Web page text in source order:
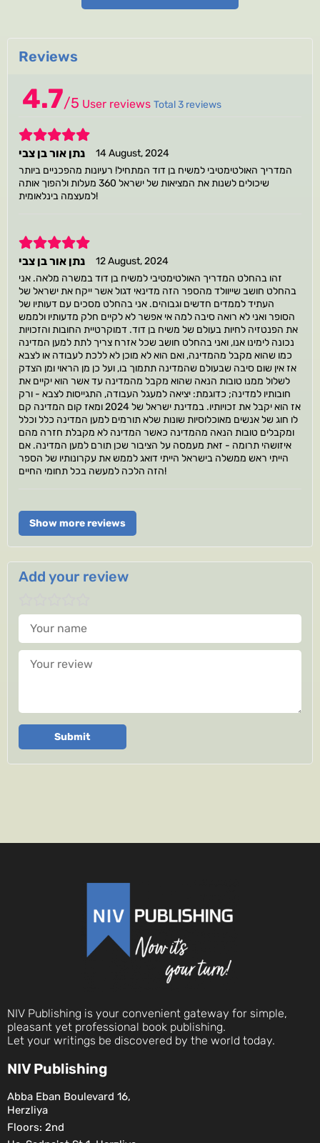
Reviews
4.7/5 User reviews Total 3 reviews
5
נתן אור בן צבי
14 August, 2024
המדריך האולטימטיבי למשיח בן דוד המתחיל! רעיונות מהפכניים ביותר
שיכולים לשנות את המציאות של ישראל 360 מעלות ולהפוך אותה
למעצמה בינלאומית!
5
נתן אור בן צבי
12 August, 2024
זהו בהחלט המדריך האולטימטיבי למשיח בן דוד במשרה מלאה. אני
בהחלט חושב שייוולד מהספר הזה מדינאי דגול אשר ייקח את ישראל של
העתיד לממדים חדשים וגבוהים. אני בהחלט מסכים עם דעותיו של
הסופר ואני לא רואה סיבה למה אי אפשר לא לקיים חלק מדעותיו ולממש
את הפנטזיה לחיות בעולם של משיח בן דוד. דמוקרטיית החובות והזכויות
נכונה לימינו אנו, ואני בהחלט חושב שכל אזרח צריך לתת למען המדינה
כמו שהוא מקבל מהמדינה, ואם הוא לא מוכן לא ללכת לעבודה או לצבא
אז אין שום סיבה שבעולם שהמדינה תתמוך בו, ועל כן מן הראוי ומן הצדק
לשלול ממנו טובות הנאה שהוא מקבל מהמדינה עד אשר הוא יקיים את
חובותיו למדינה; כדוגמת: יציאה למעגל העבודה, התגייסות לצבא - ורק
אז הוא יקבל את זכויותיו. במדינת ישראל של 2024 ומאז קום המדינה קם
לו חוג של אנשים מאוכלוסיות שונות שלא תורמים למען המדינה כלל וכלל
ומקבלים טובות הנאה מהמדינה כאשר המדינה לא מקבלת חזרה מהם
איזושהי תרומה - זאת מעמסה על הציבור שכן תורם למען המדינה. אם
הייתי ראש ממשלה בישראל הייתי דואג לממש את עקרונותיו של הספר
הזה הלכה למעשה בכל תחומי החיים!
Show more reviews
Add your review
Your name
Your review
Submit
NIV Publishing is your convenient gateway for simple,
pleasant yet professional book publishing.
Let your writings be discovered by the world today.
NIV Publishing
Abba Eban Boulevard 16,
Herzliya
Floors: 2nd